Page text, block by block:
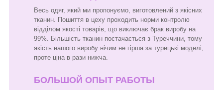
Весь одяг, який ми пропонуємо, виготовлений з якісних
тканин. Пошиття в цеху проходить норми контролю
відділом якості товарів, що виключає брак виробу на
99%. Більшість тканин постачається з Туреччини, тому
якість нашого виробу нічим не гірша за турецькі моделі,
проте ціна в рази нижча.
БОЛЬШОЙ ОПЫТ РАБОТЫ